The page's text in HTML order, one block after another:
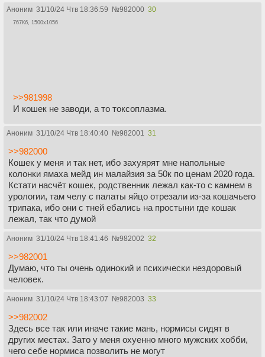
Аноним 31/10/24 Чтв 18:36:59 №982000 30
767Кб, 1500x1056
>>981998
И кошек не заводи, а то токсоплазма.
Аноним 31/10/24 Чтв 18:40:40 №982001 31
>>982000
Кошек у меня и так нет, ибо захуярят мне напольные
колонки ямаха мейд ин малайзия за 50к по ценам 2020 года.
Кстати насчёт кошек, родственник лежал как-то с камнем в
урологии, там челу с палаты яйцо отрезали из-за кошачьего
трипака, ибо они с тней ебались на простыни где кошак
лежал, так что думой
Аноним 31/10/24 Чтв 18:41:46 №982002 32
>>982001
Думаю, что ты очень одинокий и психически нездоровый
человек.
Аноним 31/10/24 Чтв 18:43:07 №982003 33
>>982002
Здесь все так или иначе такие мань, нормисы сидят в
других местах. Зато у меня охуенно много мужских хобби,
чего себе нормиса позволить не могут